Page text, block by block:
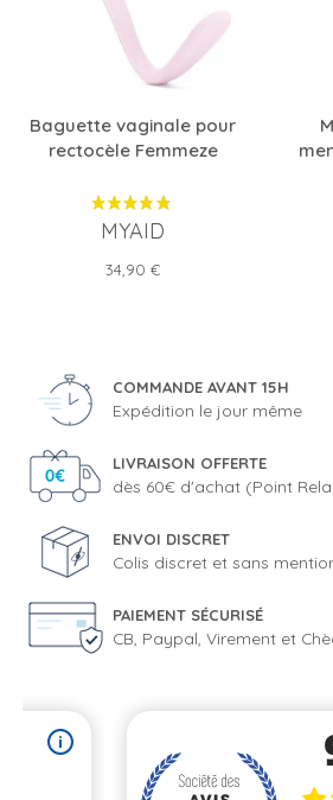
Baguette vaginale pour
rectocèle Femmeze
MYAID
Prix
34,90 €
COMMANDE AVANT 15H
Expédition le jour même
LIVRAISON OFFERTE
dès 60€ d'achat (Point
ENVOI DISCRET
Colis discret et sans
PAIEMENT SÉCURISÉ
CB, Paypal, Virement et